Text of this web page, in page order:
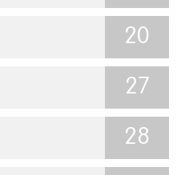
20
27
28